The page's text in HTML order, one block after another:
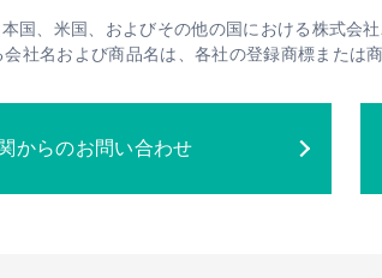
国、米国、およびその他の国における株式会
社名および商品名は、各社の登録商標または商
からのお問い合わせ